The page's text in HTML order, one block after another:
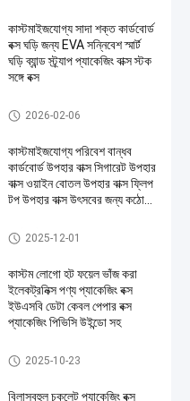
কাস্টমাইজযোগ্য সাদা শক্ত কার্ডবোর্ড
বক্স ঘড়ি জন্য EVA সন্নিবেশ স্মার্ট
ঘড়ি ব্যান্ড স্ট্র্যাপ প্যাকেজিং বাক্স স্টক
সঙ্গে বক্স
কার্ডবোর্ড উপহার প্যাকেজিং বক্স
2026-02-06
কাস্টমাইজযোগ্য পরিবেশ বান্ধব
কার্ডবোর্ড উপহার বাক্স সিগারেট উপহার
বাক্স ওয়াইন বোতল উপহার বাক্স ফ্লিপ
টপ উপহার বাক্স উৎসবের জন্য কঠোর
কার্ডবোর্ড উপহার প্যাকেজিং বক্স
2025-12-01
কাস্টম লোগো হট ফয়েল ভাঁজ করা
ইলেকট্রনিক্স পণ্য প্যাকেজিং বক্স
ইউএসবি ডেটা কেবল পেপার বক্স
প্যাকেজিং পিভিসি উইন্ডো সহ
ডেটা কেবল প্যাকেজিং বক্স
2025-10-23
বিলাসবহুল চকলেট প্যাকেজিং বক্স